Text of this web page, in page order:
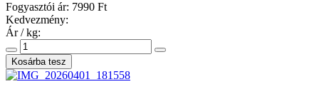
Fogyasztói ár: 7990 Ft
Kedvezmény:
Ár / kg: